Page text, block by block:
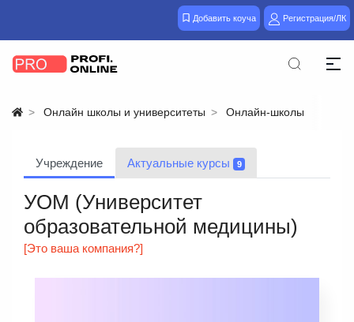
Добавить коуча Регистрация/ЛК
Онлайн школы и университеты Онлайн-школы
Учреждение Актуальные курсы 9
УОМ (Университет
образовательной медицины)
[Это ваша компания?]